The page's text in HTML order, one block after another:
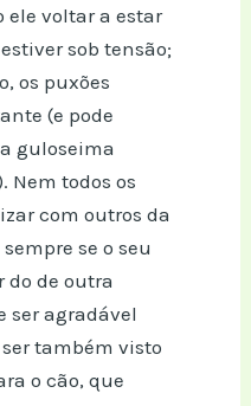
ele voltar a estar
sob tensão;
os puxões
(e pode
guloseima
Nem todos os
com outros da
se o seu
do de outra
ser agradável
também visto
o cão, que